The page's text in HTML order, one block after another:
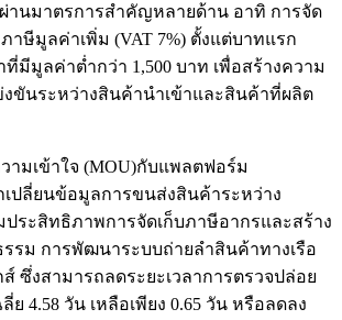
ผ่านมาตรการสำคัญหลายด้าน อาทิ การจัด
าษีมูลค่าเพิ่ม (VAT 7%) ตั้งแต่บาทแรก
มีมูลค่าต่ำกว่า 1,500 บาท เพื่อสร้างความ
งขันระหว่างสินค้านำเข้าและสินค้าที่ผลิต
มเข้าใจ (MOU)กับแพลตฟอร์ม
เปลี่ยนข้อมูลการขนส่งสินค้าระหว่าง
ประสิทธิภาพการจัดเก็บภาษีอากรและสร้าง
รม การพัฒนาระบบถ่ายลำสินค้าทางเรือ
ซึ่งสามารถลดระยะเวลาการตรวจปล่อย
ย 4.58 วัน เหลือเพียง 0.65 วัน หรือลดลง